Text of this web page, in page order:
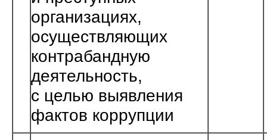
организациях,
осуществляющих
контра­бандную
деятельность,
с целью выявления
фактов коррупции